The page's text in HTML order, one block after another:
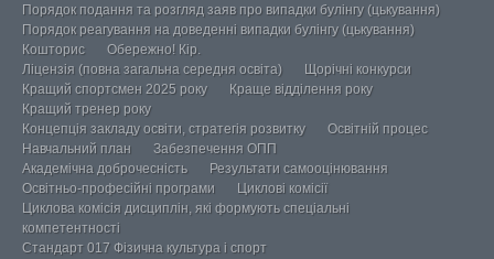
Порядок подання та розгляд заяв про випадки булінгу (цькування)
Порядок реагування на доведенні випадки булінгу (цькування)
Кошторис
Обережно! Кір.
Ліцензія (повна загальна середня освіта)
Щорічні конкурси
Кращий спортсмен 2025 року
Краще відділення року
Кращий тренер року
Концепція закладу освіти, стратегія розвитку
Освітній процес
Навчальний план
Забезпечення ОПП
Академічна доброчесність
Результати самооцінювання
Освітньо-професійні програми
Циклові комісії
Циклова комісія дисциплін, які формують спеціальні
компетентності
Стандарт 017 Фізична культура і спорт